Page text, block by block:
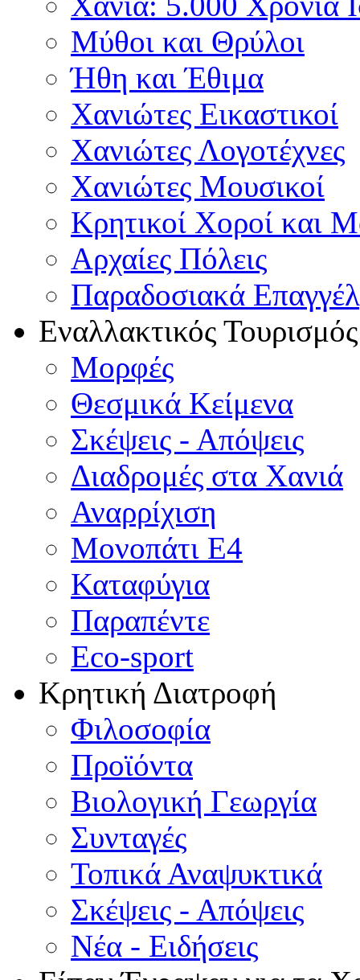
Μύθοι και Θρύλοι
Ήθη και Έθιμα
Χανιώτες Εικαστικοί
Χανιώτες Λογοτέχνες
Χανιώτες Μουσικοί
Κρητικοί Χοροί και
Αρχαίες Πόλεις
Παραδοσιακά
Εναλλακτικός Τουρισμός
Μορφές
Θεσμικά Κείμενα
Σκέψεις - Απόψεις
Διαδρομές στα Χανιά
Αναρρίχιση
Μονοπάτι Ε4
Καταφύγια
Παραπέντε
Eco-sport
Κρητική Διατροφή
Φιλοσοφία
Προϊόντα
Βιολογική Γεωργία
Συνταγές
Τοπικά Αναψυκτικά
Σκέψεις - Απόψεις
Νέα - Ειδήσεις